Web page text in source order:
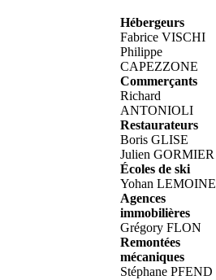
Hébergeurs
Fabrice VISCHI
Philippe
CAPEZZONE
Commerçants
Richard
ANTONIOLI
Restaurateurs
Boris GLISE
Julien GORMIER
Écoles de ski
Yohan LEMOINE
Agences
immobilières
Grégory FLON
Remontées
mécaniques
Stéphane PFEND